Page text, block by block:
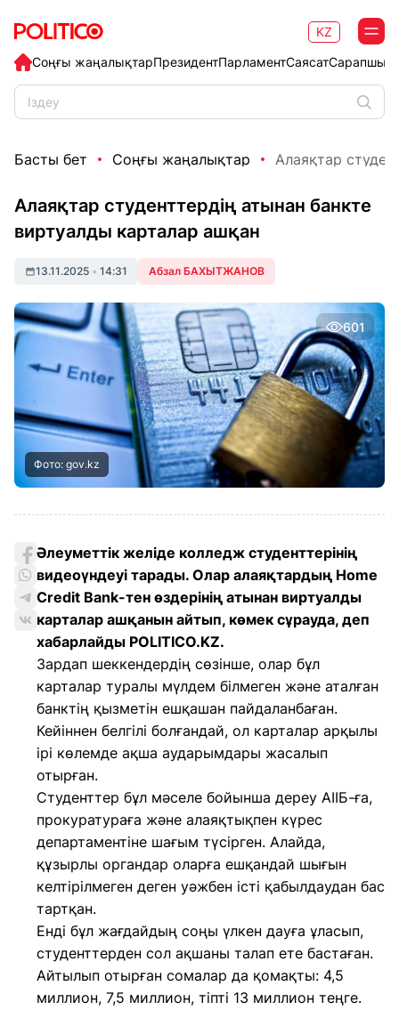
Соңғы жаңалықтарПрезидентПарламентСаясат
KZ
Басты бет Соңғы жаңалықтар Алаяқтар
Алаяқтар студенттердің атынан банкте
виртуалды карталар ашқан
13.11.2025 • 14:31 Абзал БАХЫТЖАНОВ
601
Фото: gov.kz
Әлеуметтік желіде колледж студенттерінің
видеоүндеуі тарады. Олар алаяқтардың Home
Credit Bank-тен өздерінің атынан виртуалды
карталар ашқанын айтып, көмек сұрауда, деп
хабарлайды POLITICO.KZ.
Зардап шеккендердің сөзінше, олар бұл
карталар туралы мүлдем білмеген және аталған
банктің қызметін ешқашан пайдаланбаған.
Кейіннен белгілі болғандай, ол карталар арқылы
ірі көлемде ақша аударымдары жасалып
отырған.
Студенттер бұл мәселе бойынша дереу АІІБ-ға,
прокуратураға және алаяқтықпен күрес
департаментіне шағым түсірген. Алайда,
құзырлы органдар оларға ешқандай шығын
келтірілмеген деген уәжбен істі қабылдаудан бас
тартқан.
Енді бұл жағдайдың соңы үлкен дауға ұласып,
студенттерден сол ақшаны талап ете бастаған.
Айтылып отырған сомалар да қомақты: 4,5
миллион, 7,5 миллион, тіпті 13 миллион теңге.